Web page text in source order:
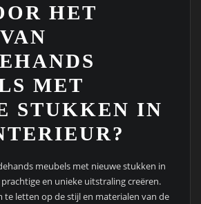
HET
MET
STUKKEN IN
meubels met nieuwe stukken in
en unieke uitstraling creëren.
te letten op de stijl en materialen van de